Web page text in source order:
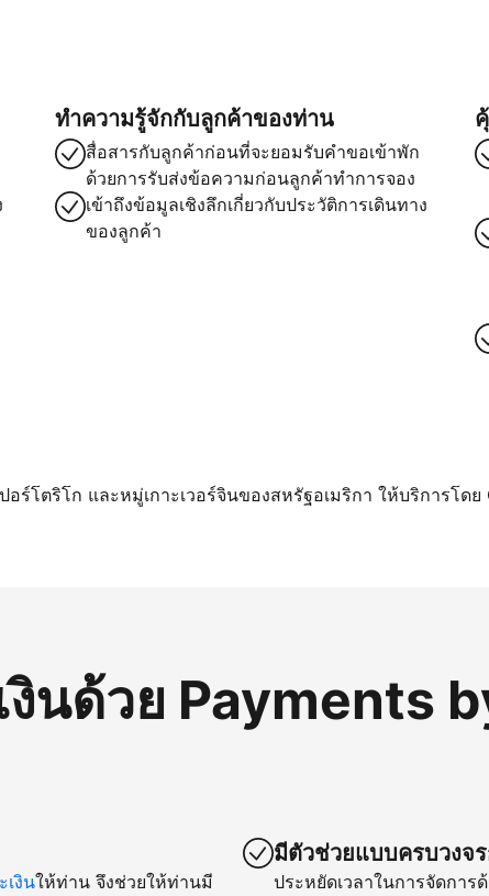
ทำความรู้จักกับลูกค้าของท่าน
สื่อสารกับลูกค้าก่อนที่จะยอมรับคำขอเข้าพัก
ด้วยการรับส่งข้อความก่อนลูกค้าทำการจอง
เข้าถึงข้อมูลเชิงลึกเกี่ยวกับประวัติการเดินทาง
ของลูกค้า
ร์โตริโก และหมู่เกาะเวอร์จินของสหรัฐอเมริกา ให้บริการโดย
นด้วย Payments
งินให้ท่าน จึงช่วยให้ท่านมี
มีตัวช่วยแบบครบวงจ
ประหยัดเวลาในการจัดการ